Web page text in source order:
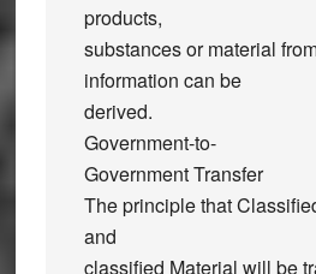
products,
substances or material
information can be
derived.
Government-to-
Government Transfer
The principle that
and
classified Material will be